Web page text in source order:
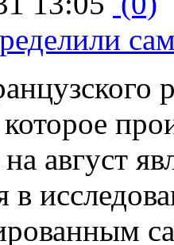
август
в